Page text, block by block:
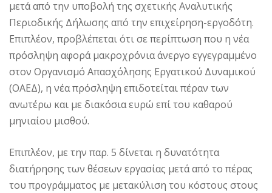
μετά από την υποβολή της σχετικής Αναλυτικής
Περιοδικής Δήλωσης από την επιχείρηση-εργοδότη.
Επιπλέον, προβλέπεται ότι σε περίπτωση που η νέα
πρόσληψη αφορά μακροχρόνια άνεργο εγγεγραμμένο
στον Οργανισμό Απασχόλησης Εργατικού Δυναμικού
(ΟΑΕΔ), η νέα πρόσληψη επιδοτείται πέραν των
ανωτέρω και με διακόσια ευρώ επί του καθαρού
μηνιαίου μισθού.
Επιπλέον, με την παρ. 5 δίνεται η δυνατότητα
διατήρησης των θέσεων εργασίας μετά από το πέρας
του προγράμματος με μετακύλιση του κόστους στους